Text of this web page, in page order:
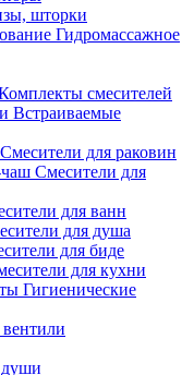
шторки
Гидромассажное
смесителей
Встраиваемые
Смесители для раковин
Смесители для
для ванн
для душа
для биде
для кухни
Гигиенические